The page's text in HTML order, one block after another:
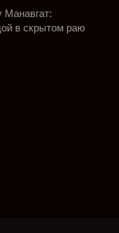
Манавгат:
в скрытом раю